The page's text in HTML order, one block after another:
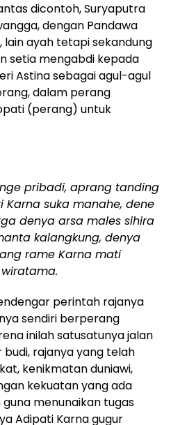
dicontoh, Suryaputra
dengan Pandawa
lain ayah tetapi sekandung
setia mengabdi kepada
Astina sebagai agul-agul
dalam perang
(perang) untuk
pribadi, aprang tanding
Karna suka manahe, dene
denya arsa males sihira
kalangkung, denya
rame Karna mati
perintah rajanya
sendiri berperang
inilah satusatunya jalan
rajanya yang telah
kenikmatan duniawi,
kekuatan yang ada
menunaikan tugas
Adipati Karna gugur